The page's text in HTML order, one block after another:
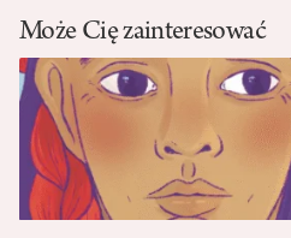
Może Cię zainteresować